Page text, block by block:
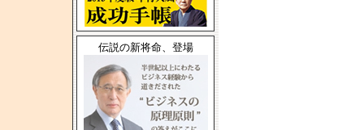
伝説の新将命、登場